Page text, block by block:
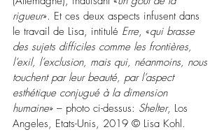
rigueur». Et ces deux aspects infusent dans
le travail de Lisa, intitulé Erre, «qui brasse
des sujets difficiles comme les frontières,
l’exil, l’exclusion, mais qui, néanmoins, nous
touchent par leur beauté, par l’aspect
esthétique conjugué à la dimension
humaine» – photo ci-dessus: Shelter, Los
Angeles, Etats-Unis, 2019 © Lisa Kohl.